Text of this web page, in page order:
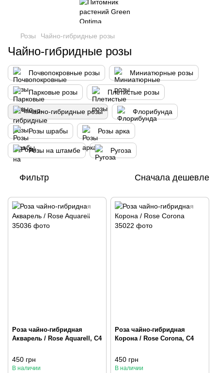
Розы Чайно-гибридные розы
Чайно-гибридные розы
Почвопокровные розы Миниатюрные розы
Парковые розы Плетистые розы
Чайно-гибридные розы Флорибунда
Розы шрабы Розы арка
Розы на штамбе Ругоза
Фильтр Сначала дешевле
Роза чайно-гибридная
Акварель / Rose Aquarell, С4
450 грн
В наличии
Роза чайно-гибридная
Корона / Rose Corona, С4
450 грн
В наличии